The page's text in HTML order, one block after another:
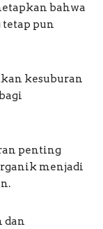
bahwa
pun
kesuburan
penting
menjadi
dan